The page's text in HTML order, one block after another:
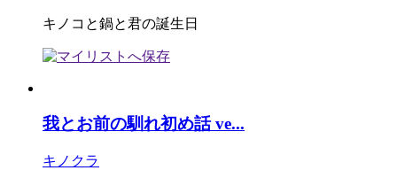
キノコと鍋と君の誕生日
我とお前の馴れ初め話 ve...
キノクラ